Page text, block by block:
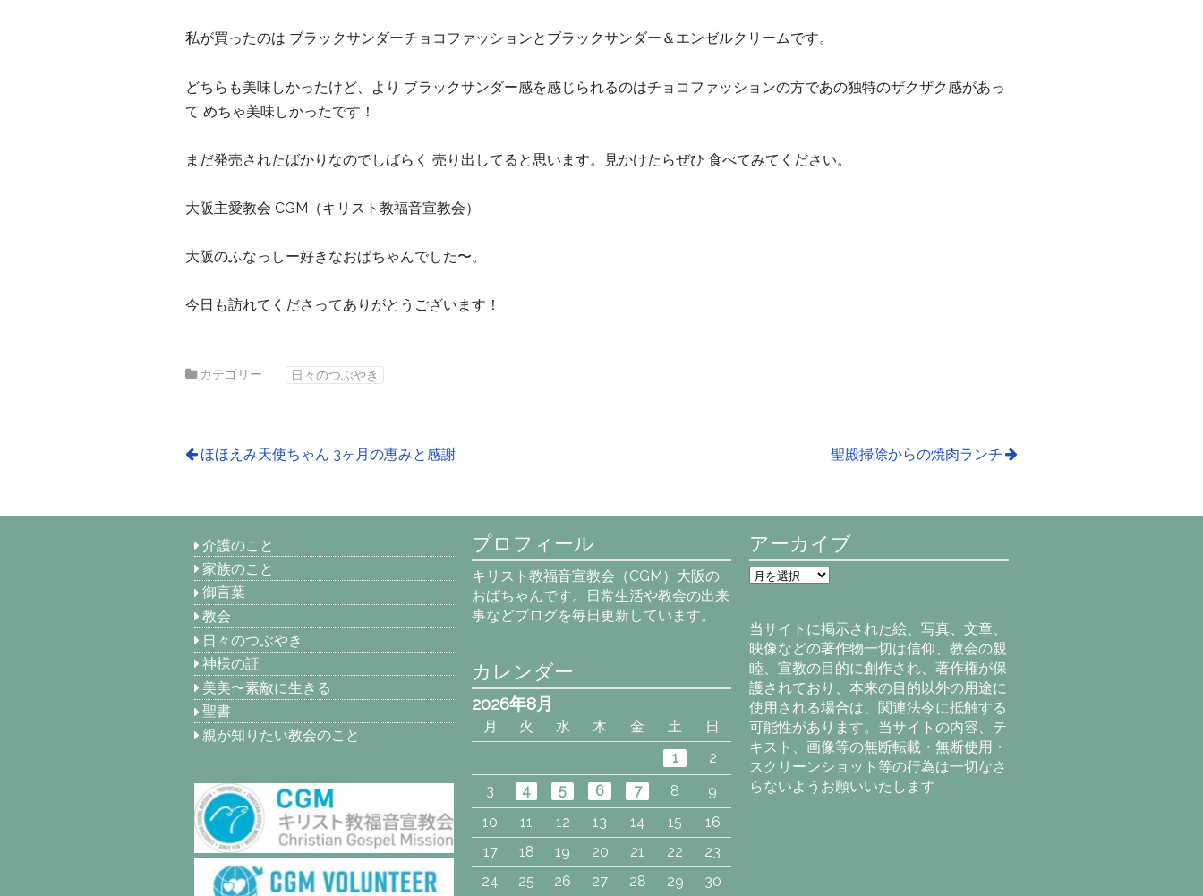
私が買ったのは ブラックサンダーチョコファッションとブラックサンダー＆エンゼルクリームです。
どちらも美味しかったけど、より ブラックサンダー感を感じられるのはチョコファッションの方であの独特のザクザク感があっ
て めちゃ美味しかったです！
まだ発売されたばかりなのでしばらく 売り出してると思います。見かけたらぜひ 食べてみてください。
大阪主愛教会 CGM（キリスト教福音宣教会）
大阪のふなっしー好きなおばちゃんでした〜。
今日も訪れてくださってありがとうございます！
カテゴリー 日々のつぶやき
ほほえみ天使ちゃん 3ヶ月の恵みと感謝 聖殿掃除からの焼肉ランチ
介護のこと
家族のこと
御言葉
教会
日々のつぶやき
神様の証
美美〜素敵に生きる
聖書
親が知りたい教会のこと
プロフィール
キリスト教福音宣教会（CGM）大阪の
おばちゃんです。日常生活や教会の出来
事などブログを毎日更新しています。
アーカイブ
ア
ー
ブ
当サイトに掲示された絵、写真、文章、
映像などの著作物一切は信仰、教会の親
睦、宣教の目的に創作され、著作権が保
護されており、本来の目的以外の用途に
使用される場合は、関連法令に抵触する
可能性があります。当サイトの内容、テ
キスト、画像等の無断転載・無断使用・
スクリーンショット等の行為は一切なさ
らないようお願いいたします
カレンダー
2026年8月
月 火 水 木 金 土
日
1
2
3
4 5 6 7 8
9
10
11 12 13 14 15
16
17
18 19 20 21 22
23
24
25 26 27 28 29 30